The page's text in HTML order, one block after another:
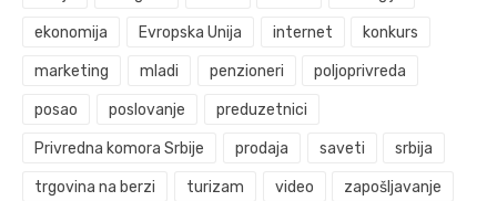
ekonomija Evropska Unija internet konkurs
marketing mladi penzioneri poljoprivreda
posao poslovanje preduzetnici
Privredna komora Srbije prodaja saveti srbija
trgovina na berzi turizam video zapošljavanje